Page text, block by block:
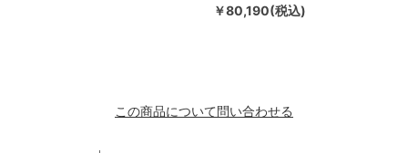
￥80,190(税込)
この商品について問い合わせる